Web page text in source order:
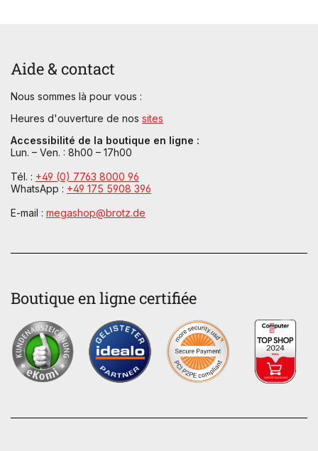
Aide & contact
Nous sommes là pour vous :
Heures d'ouverture de nos sites
Accessibilité de la boutique en ligne :
Lun. – Ven. : 8h00 – 17h00
Tél. : +49 (0) 7763 8000 96
WhatsApp : +49 175 5908 396
E-mail : megashop@brotz.de
Boutique en ligne certifiée